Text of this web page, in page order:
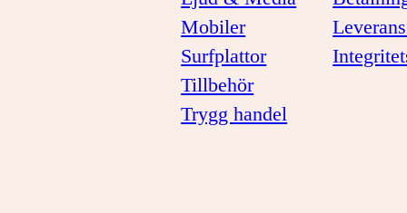
Mobiler
Surfplattor
Tillbehör
Trygg handel